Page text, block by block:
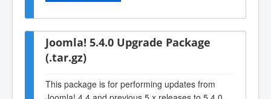
Joomla! 5.4.0 Upgrade Package
(.tar.gz)
This package is for performing updates from